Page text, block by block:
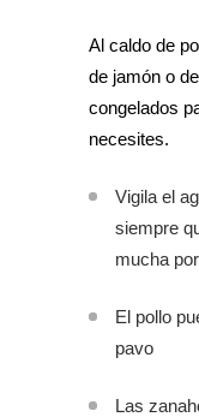
Al caldo de
de jamón o
congelados
necesites.
Vigila el
siempre
mucha
El pollo
pavo
Las